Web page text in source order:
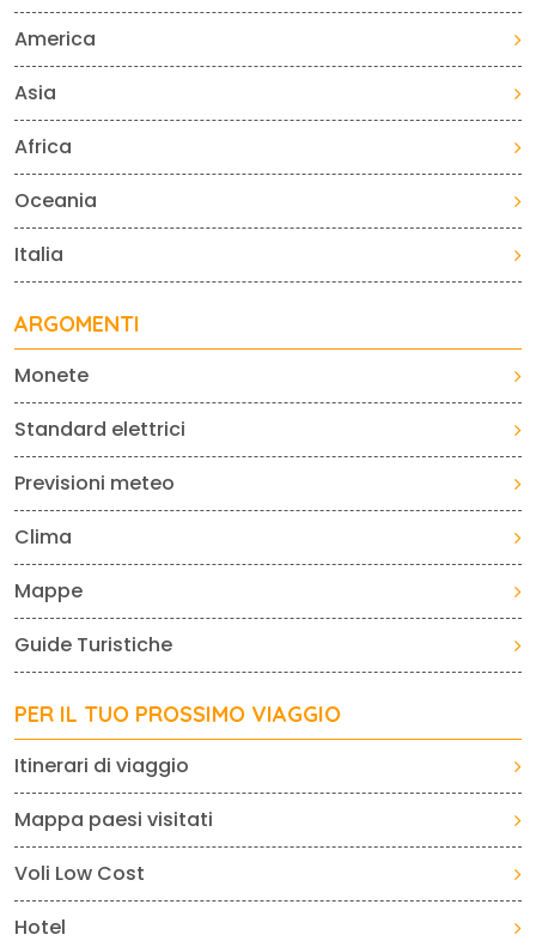
America
Asia
Africa
Oceania
Italia
ARGOMENTI
Monete
Standard elettrici
Previsioni meteo
Clima
Mappe
Guide Turistiche
PER IL TUO PROSSIMO VIAGGIO
Itinerari di viaggio
Mappa paesi visitati
Voli Low Cost
Hotel